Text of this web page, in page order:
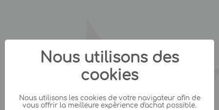
Nous utilisons des
cookies
Nous utilisons les cookies de votre navigateur afin de
vous offrir la meilleure expèrience d'achat possible.